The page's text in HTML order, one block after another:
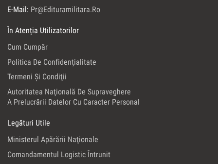
E-Mail: Pr@edituramilitara.ro
În Atenția Utilizatorilor
Cum Cumpăr
Politica De Confidenţialitate
Termeni Şi Condiţii
Autoritatea Naţională De Supraveghere
A Prelucrării Datelor Cu Caracter Personal
Legături Utile
Ministerul Apărării Naţionale
Comandamentul Logistic Întrunit